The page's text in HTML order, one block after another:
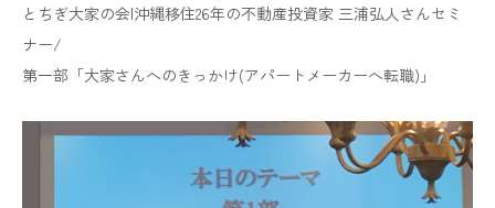
とちぎ大家の会|沖縄移住26年の不動産投資家 三浦弘人さんセミ
ナー/
第一部「大家さんへのきっかけ(アパートメーカーへ転職)」